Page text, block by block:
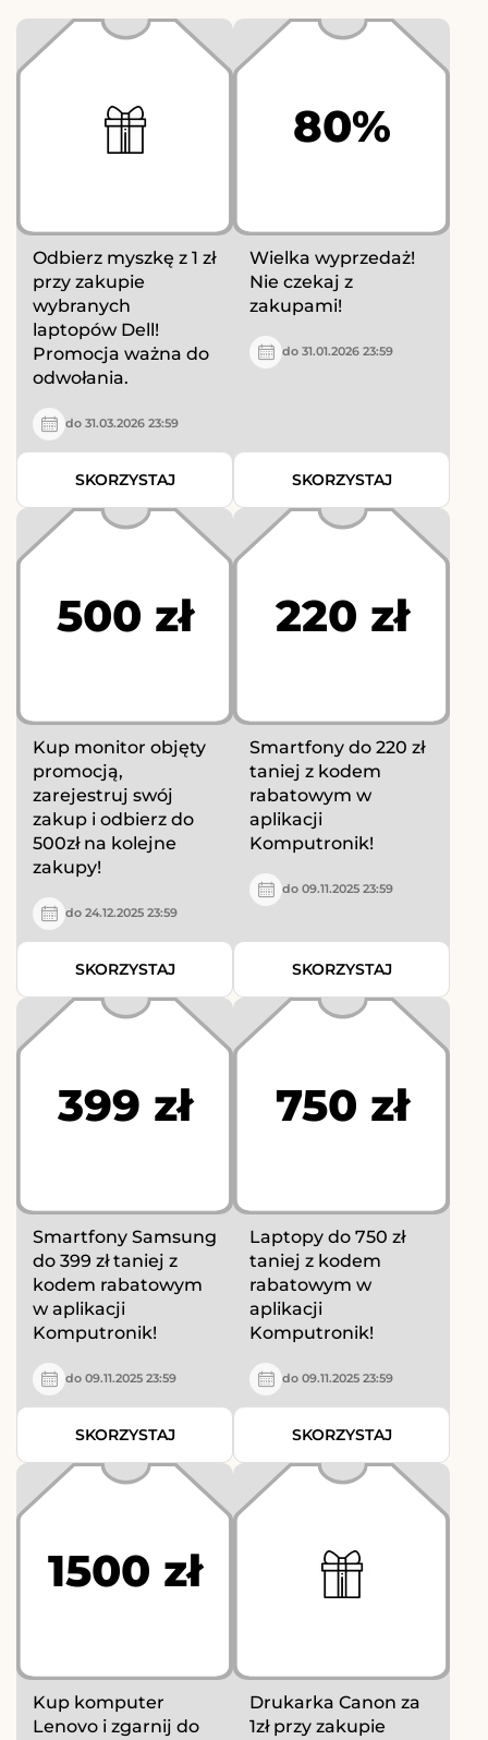
Odbierz myszkę z 1 zł
przy zakupie
wybranych
laptopów Dell!
Promocja ważna do
odwołania.
do 31.03.2026 23:59
SKORZYSTAJ
80%
Wielka wyprzedaż!
Nie czekaj z
zakupami!
do 31.01.2026 23:59
SKORZYSTAJ
500 zł
Kup monitor objęty
promocją,
zarejestruj swój
zakup i odbierz do
500zł na kolejne
zakupy!
do 24.12.2025 23:59
SKORZYSTAJ
220 zł
Smartfony do 220 zł
taniej z kodem
rabatowym w
aplikacji
Komputronik!
do 09.11.2025 23:59
SKORZYSTAJ
399 zł
Smartfony Samsung
do 399 zł taniej z
kodem rabatowym
w aplikacji
Komputronik!
do 09.11.2025 23:59
SKORZYSTAJ
750 zł
Laptopy do 750 zł
taniej z kodem
rabatowym w
aplikacji
Komputronik!
do 09.11.2025 23:59
SKORZYSTAJ
1500 zł
Kup komputer
Lenovo i zgarnij do
Drukarka Canon za
1zł przy zakupie